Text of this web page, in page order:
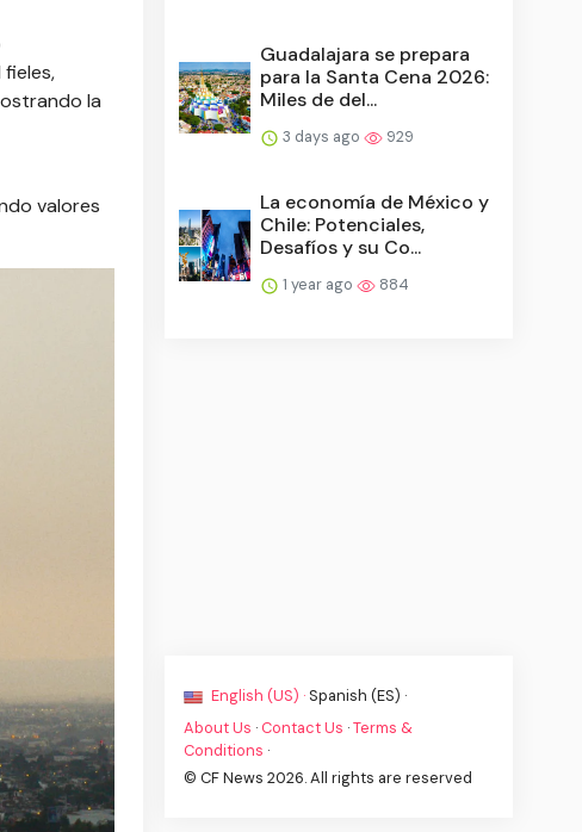
la
valores
Guadalajara se prepara
para la Santa Cena 2026:
Miles de del...
3 days ago 929
La economía de México y
Chile: Potenciales,
Desafíos y su Co...
1 year ago 884
English (US) · Spanish (ES) ·
About Us · Contact Us ·Terms &
Conditions ·
© CF News 2026. All rights are reserved